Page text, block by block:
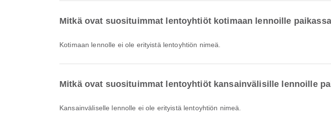
Mitkä ovat suosituimmat lentoyhtiöt kotimaan lennoille
Kotimaan lennolle ei ole erityistä lentoyhtiön nimeä.
Mitkä ovat suosituimmat lentoyhtiöt kansainvälisille lennoille
Kansainväliselle lennolle ei ole erityistä lentoyhtiön nimeä.